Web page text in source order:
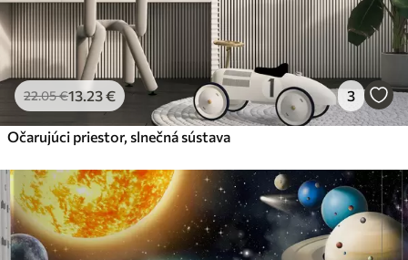
22.05€13.23€ 3
Očarujúci priestor, slnečná sústava